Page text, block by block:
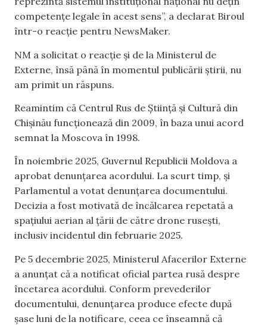
competențe legale în acest sens”, a declarat Biroul
într-o reacție pentru NewsMaker.
NM a solicitat o reacție și de la Ministerul de
Externe, însă până în momentul publicării știrii, nu
am primit un răspuns.
Reamintim că Centrul Rus de Știință și Cultură din
Chișinău funcționează din 2009, în baza unui acord
semnat la Moscova în 1998.
În noiembrie 2025, Guvernul Republicii Moldova a
aprobat denunțarea acordului. La scurt timp, și
Parlamentul a votat denunțarea documentului.
Decizia a fost motivată de încălcarea repetată a
spațiului aerian al țării de către drone rusești,
inclusiv incidentul din februarie 2025.
Pe 5 decembrie 2025, Ministerul Afacerilor Externe
a anunțat că a notificat oficial partea rusă despre
încetarea acordului. Conform prevederilor
documentului, denunțarea produce efecte după
șase luni de la notificare, ceea ce înseamnă că